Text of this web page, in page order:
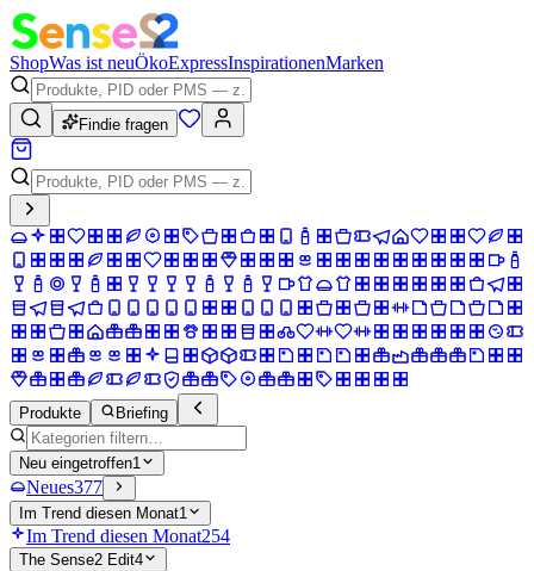
ShopWas ist neuÖkoExpressInspirationenMarken
Findie fragen
Produkte Briefing
Neu eingetroffen1
Neues377
Im Trend diesen Monat1
Im Trend diesen Monat254
The Sense2 Edit4